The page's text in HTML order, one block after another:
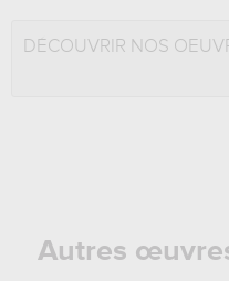
DÉCOUVRIR NOS
Autres